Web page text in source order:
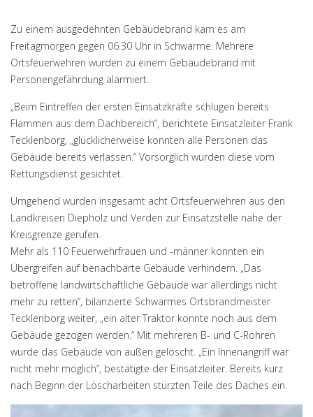
Zu einem ausgedehnten Gebäudebrand kam es am
Freitagmorgen gegen 06.30 Uhr in Schwarme. Mehrere
Ortsfeuerwehren wurden zu einem Gebäudebrand mit
Personengefährdung alarmiert.
„Beim Eintreffen der ersten Einsatzkräfte schlugen bereits
Flammen aus dem Dachbereich“, berichtete Einsatzleiter Frank
Tecklenborg, „glücklicherweise konnten alle Personen das
Gebäude bereits verlassen.“ Vorsorglich wurden diese vom
Rettungsdienst gesichtet.
Umgehend wurden insgesamt acht Ortsfeuerwehren aus den
Landkreisen Diepholz und Verden zur Einsatzstelle nahe der
Kreisgrenze gerufen.
Mehr als 110 Feuerwehrfrauen und -männer konnten ein
Übergreifen auf benachbarte Gebäude verhindern. „Das
betroffene landwirtschaftliche Gebäude war allerdings nicht
mehr zu retten“, bilanzierte Schwarmes Ortsbrandmeister
Tecklenborg weiter, „ein alter Traktor konnte noch aus dem
Gebäude gezogen werden.“ Mit mehreren B- und C-Rohren
wurde das Gebäude von außen gelöscht. „Ein Innenangriff war
nicht mehr möglich“, bestätigte der Einsatzleiter. Bereits kurz
nach Beginn der Löscharbeiten stürzten Teile des Daches ein.